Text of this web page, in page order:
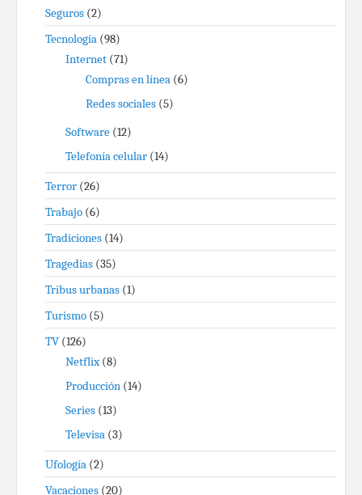
Seguros (2)
Tecnología (98)
Internet (71)
Compras en línea (6)
Redes sociales (5)
Software (12)
Telefonía celular (14)
Terror (26)
Trabajo (6)
Tradiciones (14)
Tragedias (35)
Tribus urbanas (1)
Turismo (5)
TV (126)
Netflix(8)
Producción (14)
Series (13)
Televisa (3)
Ufología (2)
Vacaciones (20)